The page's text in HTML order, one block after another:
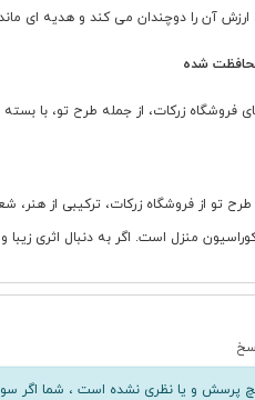
ارزش آن را دوچندان می کند و هدیه ای
شده
فروشگاه زرکات، از جمله طرح تو، با
طرح تو از فروشگاه زرکات، ترکیبی از
منزل است. اگر به دنبال اثری
پرسش و یا نظری نشده است ، شما اگر